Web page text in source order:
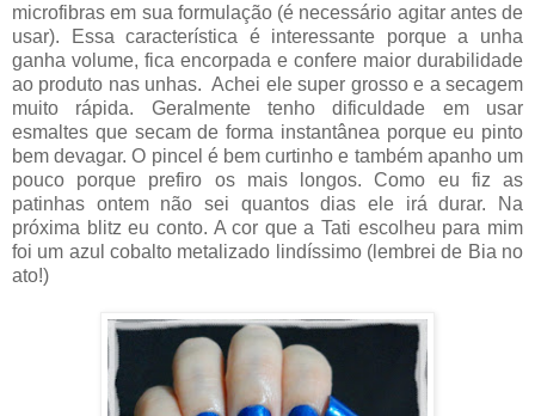
microfibras em sua formulação (é necessário agitar antes de
usar). Essa característica é interessante porque a unha
ganha volume, fica encorpada e confere maior durabilidade
ao produto nas unhas. Achei ele super grosso e a secagem
muito rápida. Geralmente tenho dificuldade em usar
esmaltes que secam de forma instantânea porque eu pinto
bem devagar. O pincel é bem curtinho e também apanho um
pouco porque prefiro os mais longos. Como eu fiz as
patinhas ontem não sei quantos dias ele irá durar. Na
próxima blitz eu conto. A cor que a Tati escolheu para mim
foi um azul cobalto metalizado lindíssimo (lembrei de Bia no
ato!)